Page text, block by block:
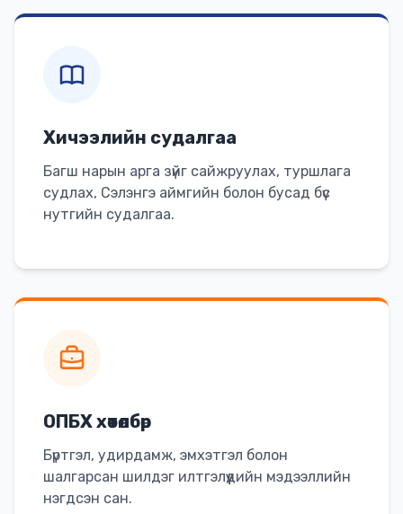
Хичээлийн судалгаа
Багш нарын арга зүйг сайжруулах, туршлага
судлах, Сэлэнгэ аймгийн болон бусад бүс
нутгийн судалгаа.
ОПБХ хөтөлбөр
Бүртгэл, удирдамж, эмхэтгэл болон
шалгарсан шилдэг илтгэлүүдийн мэдээллийн
нэгдсэн сан.